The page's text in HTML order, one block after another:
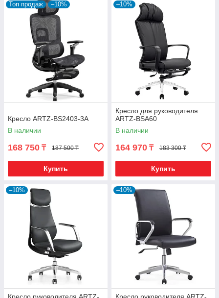
Топ продаж –10%
Кресло ARTZ-BS2403-3A
В наличии
168 750 ₸ 187 500 ₸
Купить
–10%
Кресло для руководителя
ARTZ-BSA60
В наличии
164 970 ₸ 183 300 ₸
Купить
–10% –10%